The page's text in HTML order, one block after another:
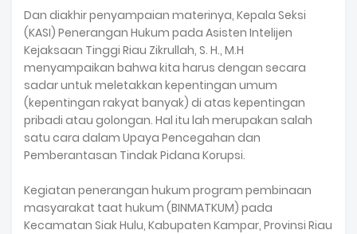
Dan diakhir penyampaian materinya, Kepala Seksi
(KASI) Penerangan Hukum pada Asisten Intelijen
Kejaksaan Tinggi Riau Zikrullah, S. H., M.H
menyampaikan bahwa kita harus dengan secara
sadar untuk meletakkan kepentingan umum
(kepentingan rakyat banyak) di atas kepentingan
pribadi atau golongan. Hal itu lah merupakan salah
satu cara dalam Upaya Pencegahan dan
Pemberantasan Tindak Pidana Korupsi.
Kegiatan penerangan hukum program pembinaan
masyarakat taat hukum (BINMATKUM) pada
Kecamatan Siak Hulu, Kabupaten Kampar, Provinsi Riau